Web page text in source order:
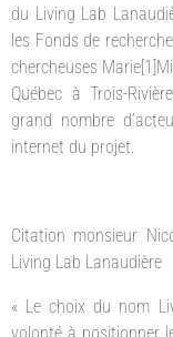
du Living Lab
les Fonds de
chercheuses
Québec à Trois-
grand nombre
internet du projet.
Citation monsieur
Living Lab Lanaudière
« Le choix du nom